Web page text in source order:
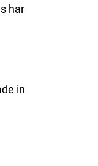
har
in